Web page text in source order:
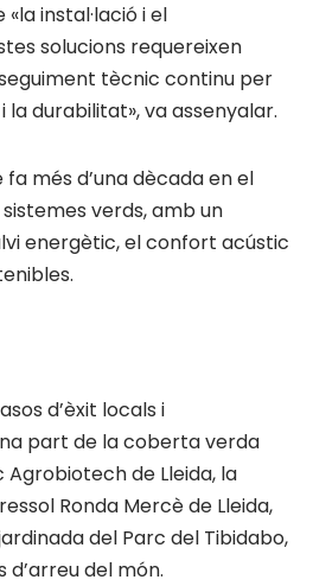
instal·lació i el
solucions requereixen
tècnic continu per
durabilitat», va assenyalar.
fa més d’una dècada en el
verds, amb un
energètic, el confort acústic
d’èxit locals i
part de la coberta verda
Agrobiotech de Lleida, la
Ronda Mercè de Lleida,
del Parc del Tibidabo,
del món.